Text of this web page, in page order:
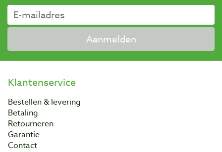
Aanmelden
Klantenservice
Bestellen & levering
Betaling
Retourneren
Garantie
Contact